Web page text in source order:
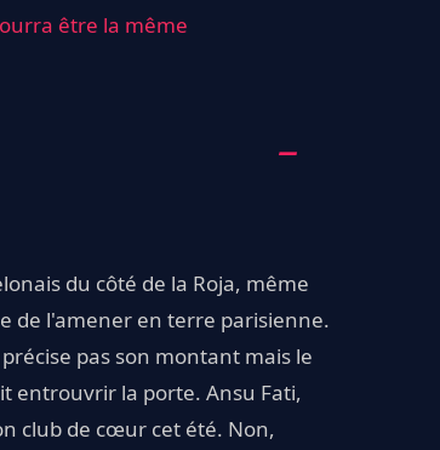
être la même
du côté de la Roja, même
de l'amener en terre parisienne.
pas son montant mais le
entrouvrir la porte. Ansu Fati,
club de cœur cet été. Non,